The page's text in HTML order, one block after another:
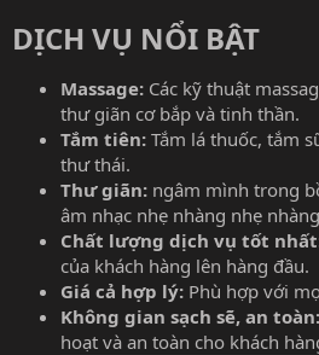
DỊCH VỤ NỔI BẬT​
Massage: Các kỹ thuật
thư giãn cơ bắp và tinh thần.
Tắm tiên: Tắm lá thuốc, tắm
thư thái.
Thư giãn: ngâm mình trong
âm nhạc nhẹ nhàng nhẹ
Chất lượng dịch vụ tốt
của khách hàng lên hàng đầu.
Giá cả hợp lý: Phù hợp với
Không gian sạch sẽ, an toàn:
hoạt và an toàn cho khách